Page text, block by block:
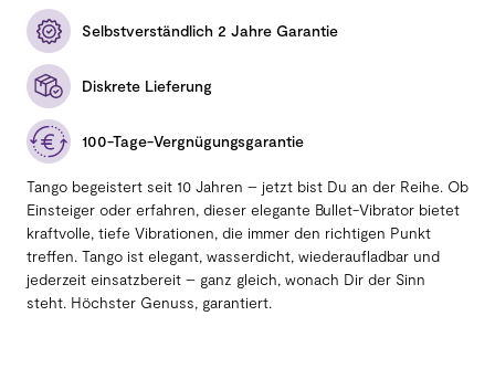
Tango begeistert seit 10 Jahren – jetzt bist Du an der Reihe. Ob
Einsteiger oder erfahren, dieser elegante Bullet-Vibrator bietet
kraftvolle, tiefe Vibrationen, die immer den richtigen Punkt
treffen. Tango ist elegant, wasserdicht, wiederaufladbar und
jederzeit einsatzbereit – ganz gleich, wonach Dir der Sinn
steht. Höchster Genuss, garantiert.
Selbstverständlich 2 Jahre Garantie
Diskrete Lieferung
100-Tage-Vergnügungsgarantie